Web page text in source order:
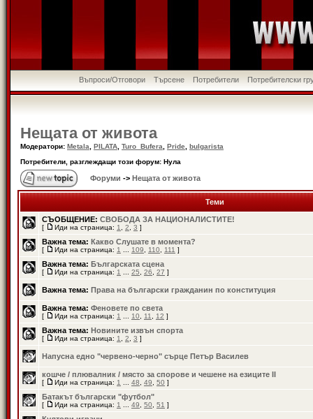
Въпроси/Отговори Търсене Потребители Потребителски
Нещата от живота
Модератори: Metala PILATA Turo_Bufera Pride
bulgarista
Потребители, разглеждащи този форум: Нула
Форуми -> Нещата от живота
Теми
СЪОБЩЕНИЕ: СВОБОДА ЗА НАЦИОНАЛИСТИТЕ!
[ Иди на страница: 1 2 3 ]
Важна тема: Какво Слушате в момента?
[ Иди на страница: 1 109 110 111 ]
Важна тема: Българската сцена
[ Иди на страница: 1 25 26 27 ]
Важна тема: Права на български гражданин по конституция
Важна тема: Феновете по света
[ Иди на страница: 1 10 11 12 ]
Важна тема: Новините извън спорта
[ Иди на страница: 1 2 3 ]
Напусна едно "червено-черно" сърце Петър Василев
кошче / плювалник / място за спорове и чешене на езиците II
[ Иди на страница: 1 48 49 50 ]
Батакът български "футбол"
[ Иди на страница: 1 49 50 51 ]